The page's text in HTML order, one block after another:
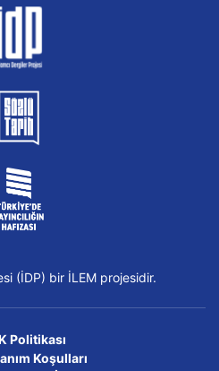
(İDP) bir İLEM projesidir.
Politikası
Koşulları